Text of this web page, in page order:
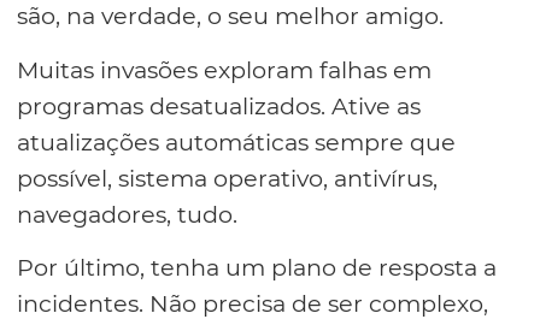
são, na verdade, o seu melhor amigo.
Muitas invasões exploram falhas em
programas desatualizados. Ative as
atualizações automáticas sempre que
possível, sistema operativo, antivírus,
navegadores, tudo.
Por último, tenha um plano de resposta a
incidentes. Não precisa de ser complexo,